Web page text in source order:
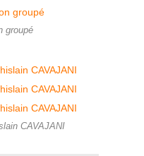
groupé
CAVAJANI